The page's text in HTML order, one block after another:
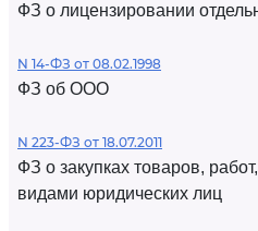
ФЗ о лицензировании
N 14-ФЗ от 08.02.1998
ФЗ об ООО
N 223-ФЗ от 18.07.2011
ФЗ о закупках товаров,
видами юридических лиц